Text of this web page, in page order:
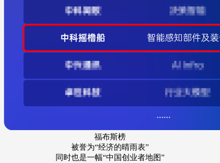
福布斯榜
被誉为“经济的晴雨表”
同时也是一幅“中国创业者地图”